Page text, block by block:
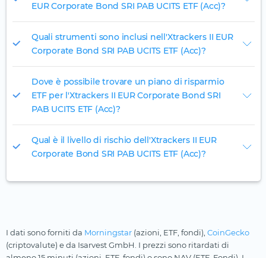
EUR Corporate Bond SRI PAB UCITS ETF (Acc)?
Quali strumenti sono inclusi nell'Xtrackers II EUR
Corporate Bond SRI PAB UCITS ETF (Acc)?
Dove è possibile trovare un piano di risparmio
ETF per l'Xtrackers II EUR Corporate Bond SRI
PAB UCITS ETF (Acc)?
Qual è il livello di rischio dell'Xtrackers II EUR
Corporate Bond SRI PAB UCITS ETF (Acc)?
I dati sono forniti da Morningstar (azioni, ETF, fondi), CoinGecko
(criptovalute) e da Isarvest GmbH. I prezzi sono ritardati di